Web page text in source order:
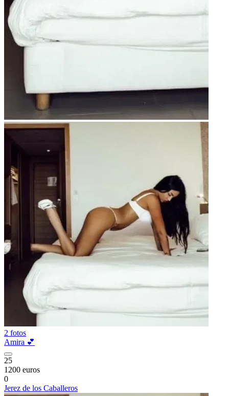
2 fotos
Amira 💕
25
1200 euros
0
Jerez de los Caballeros